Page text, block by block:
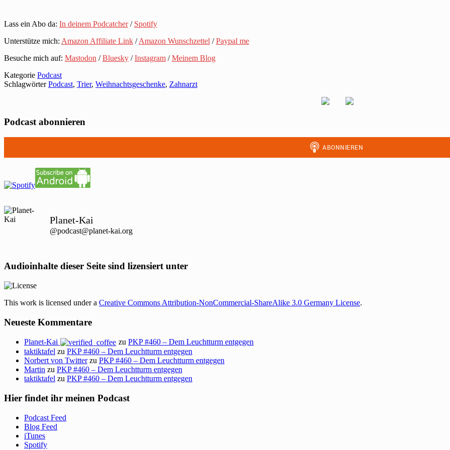
Lass ein Abo da: In deinem Podcatcher/ Spotify
Unterstütze mich: Amazon Affiliate Link /Amazon Wunschzettel /Paypal me
Besuche mich auf: Mastodon /Bluesky /Instagram /Meinem Blog
Kategorie Podcast
SchlagwörterPodcast, Trier, Weihnachtsgeschenke, Zahnarzt
Podcast abonnieren
Planet-Kai
@podcast@planet-kai.org
Audioinhalte dieser Seite sind lizensiert unter
This work is licensed under a Creative Commons Attribution-NonCommercial-ShareAlike 3.0 Germany License.
Neueste Kommentare
Planet-Kai zuPKP #460 – Dem Leuchtturm entgegen
taktiktafel zu PKP #460 – Dem Leuchtturm entgegen
Norbert von Twitterzu PKP #460 – Dem Leuchtturm entgegen
Martin zu PKP #460 – Dem Leuchtturm entgegen
taktiktafel zu PKP #460 – Dem Leuchtturm entgegen
Hier findet ihr meinen Podcast
Podcast Feed
Blog Feed
iTunes
Spotify